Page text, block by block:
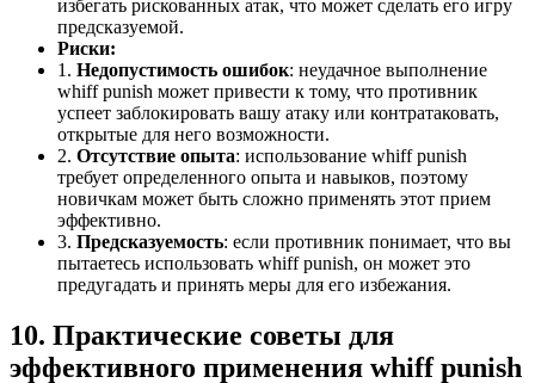
избегать рискованных атак, что может сделать его игру
предсказуемой.
Риски:
1. Недопустимость ошибок: неудачное выполнение
whiff punish может привести к тому, что противник
успеет заблокировать вашу атаку или контратаковать,
открытые для него возможности.
2. Отсутствие опыта: использование whiff punish
требует определенного опыта и навыков, поэтому
новичкам может быть сложно применять этот прием
эффективно.
3. Предсказуемость: если противник понимает, что вы
пытаетесь использовать whiff punish, он может это
предугадать и принять меры для его избежания.
10. Практические советы для
эффективного применения whiff punish